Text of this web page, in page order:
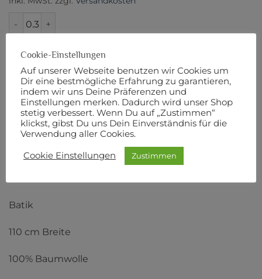
Batik Menge
Artikelnummer:5802
BESCHREIBUNG
ZUSÄTZLICHE INFORMATIONEN
Batik
110 cm Breite
100% Baumwolle
Cookie-Einstellungen
Auf unserer Webseite benutzen wir Cookies um
Dir eine bestmögliche Erfahrung zu garantieren,
indem wir uns Deine Präferenzen und
Einstellungen merken. Dadurch wird unser Shop
stetig verbessert. Wenn Du auf „Zustimmen“
klickst, gibst Du uns Dein Einverständnis für die
Verwendung aller Cookies.
Cookie Einstellungen Zustimmen